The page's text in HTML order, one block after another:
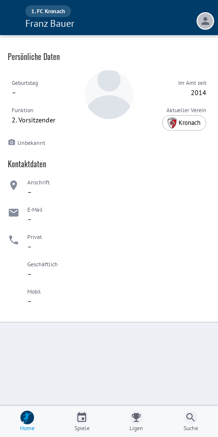
1. FC Kronach
Franz Bauer
Persönliche Daten
Geburtstag
–
Funktion
2. Vorsitzender
Im Amt seit
2014
Aktueller Verein
Kronach
Unbekannt
Kontaktdaten
Anschrift
–
E-Mail
–
Privat
–
Geschäftlich
–
Mobil
–
Home Spiele Ligen Suche